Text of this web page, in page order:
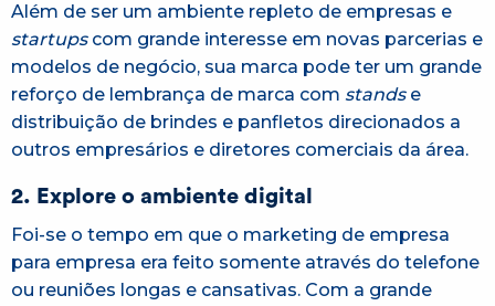
Além de ser um ambiente repleto de empresas e
startupscom grande interesse em novas parcerias e
modelos de negócio, sua marca pode ter um grande
reforço de lembrança de marca com standse
distribuição de brindes e panfletos direcionados a
outros empresários e diretores comerciais da área.
2. Explore o ambiente digital
Foi-se o tempo em que o marketing de empresa
para empresa era feito somente através do telefone
ou reuniões longas e cansativas. Com a grande